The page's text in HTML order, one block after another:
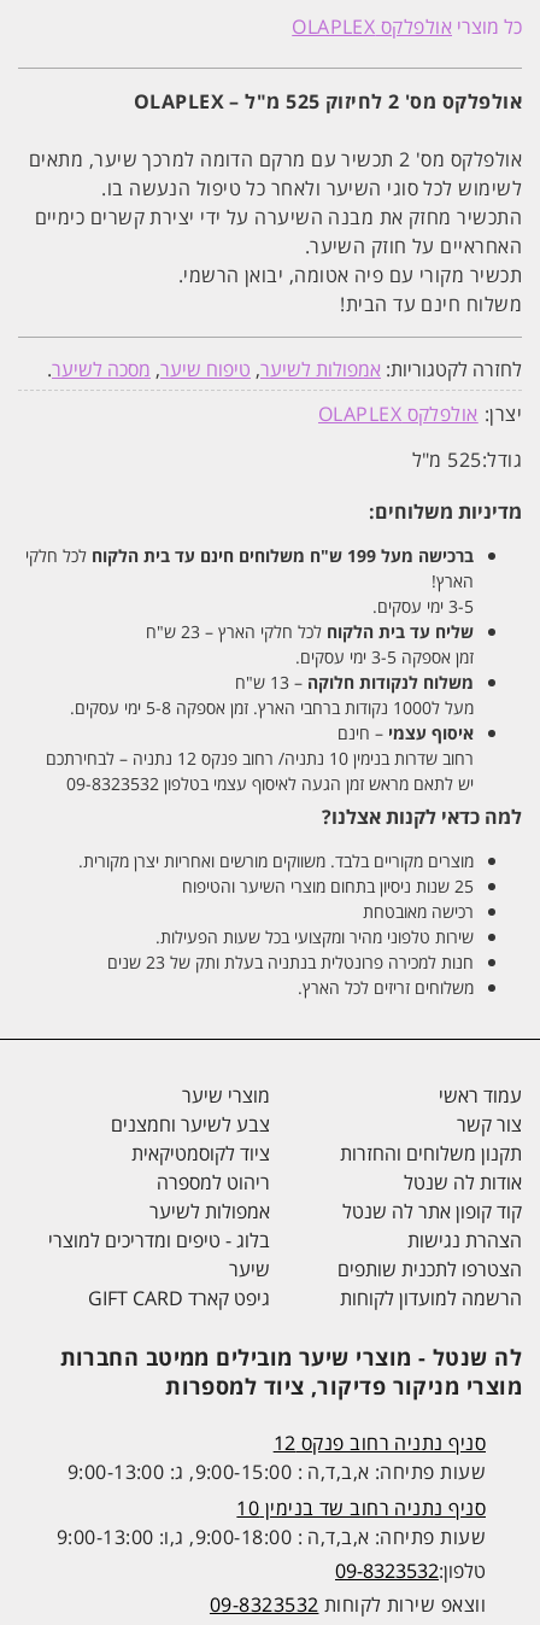
מס'
2
השיער
525
מ"ל
כל מוצרי אולפלקס OLAPLEX
אולפלקס מס' 2 לחיזוק 525 מ"ל – OLAPLEX
אולפלקס מס' 2 תכשיר עם מרקם הדומה למרכך שיער, מתאים
לשימוש לכל סוגי השיער ולאחר כל טיפול הנעשה בו.
התכשיר מחזק את מבנה השיערה על ידי יצירת קשרים כימיים
האחראיים על חוזק השיער.
תכשיר מקורי עם פיה אטומה, יבואן הרשמי.
משלוח חינם עד הבית!
לחזרה לקטגוריות: אמפולות לשיער, טיפוח שיער, מסכה לשיער.
יצרן: אולפלקס OLAPLEX
גודל:525 מ"ל
מדיניות משלוחים:
ברכישה מעל 199 ש"ח משלוחים חינם עד בית הלקוח לכל חלקי
הארץ!
3-5 ימי עסקים.
שליח עד בית הלקוח לכל חלקי הארץ – 23 ש"ח
זמן אספקה 3-5 ימי עסקים.
משלוח לנקודות חלוקה – 13 ש"ח
מעל ל1000 נקודות ברחבי הארץ. זמן אספקה 5-8 ימי עסקים.
איסוף עצמי – חינם
רחוב שדרות בנימין 10 נתניה/ רחוב פנקס 12 נתניה – לבחירתכם
יש לתאם מראש זמן הגעה לאיסוף עצמי בטלפון 09-8323532
למה כדאי לקנות אצלנו?
מוצרים מקוריים בלבד. משווקים מורשים ואחריות יצרן מקורית.
25 שנות ניסיון בתחום מוצרי השיער והטיפוח
רכישה מאובטחת
שירות טלפוני מהיר ומקצועי בכל שעות הפעילות.
חנות למכירה פרונטלית בנתניה בעלת ותק של 23 שנים
משלוחים זריזים לכל הארץ.
עמוד ראשי
צור קשר
תקנון משלוחים והחזרות
אודות לה שנטל
קוד קופון אתר לה שנטל
הצהרת נגישות
הצטרפו לתכנית שותפים
הרשמה למועדון לקוחות
מוצרי שיער
צבע לשיער וחמצנים
ציוד לקוסמטיקאית
ריהוט למספרה
אמפולות לשיער
בלוג - טיפים ומדריכים למוצרי
שיער
גיפט קארד GIFT CARD
לה שנטל - מוצרי שיער מובילים ממיטב החברות
מוצרי מניקור פדיקור, ציוד למספרות
סניף נתניה רחוב פנקס 12
שעות פתיחה: א,ב,ד,ה : 9:00-15:00, ג: 9:00-13:00
סניף נתניה רחוב שד בנימין 10
שעות פתיחה: א,ב,ד,ה : 9:00-18:00, ג,ו: 9:00-13:00
טלפון:09-8323532
ווצאפ שירות לקוחות 09-8323532